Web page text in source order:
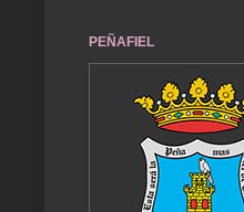
PEÑAFIEL